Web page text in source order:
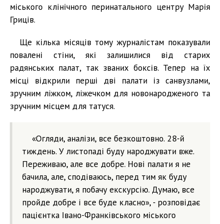
міського клінічного перинатального центру Марія
Гриців.
Ще кілька місяців тому журналістам показували
повалені стіни, які залишилися від старих
радянських палат, так званих боксів. Тепер на їх
місці відкрили перші дві палати із санвузлами,
зручним ліжком, ліжечком для новонародженого та
зручним місцем для татуся.
«Огляди, аналізи, все безкоштовно. 28-й
тиждень. У листопаді буду народжувати вже.
Переживаю, але все добре. Нові палати я не
бачила, але, сподіваюсь, перед тим як буду
народжувати, я побачу екскурсію. Думаю, все
пройде добре і все буде класно», - розповідає
пацієнтка Івано-Франківського міського